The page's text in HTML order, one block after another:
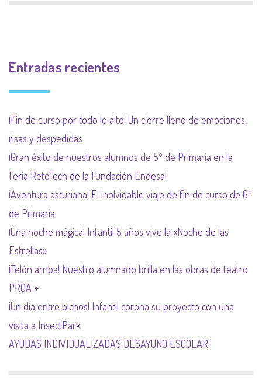
Entradas recientes
¡Fin de curso por todo lo alto! Un cierre lleno de emociones,
risas y despedidas
¡Gran éxito de nuestros alumnos de 5º de Primaria en la
Feria RetoTech de la Fundación Endesa!
¡Aventura asturiana! El inolvidable viaje de fin de curso de 6º
de Primaria
¡Una noche mágica! Infantil 5 años vive la «Noche de las
Estrellas»
¡Telón arriba! Nuestro alumnado brilla en las obras de teatro
PROA +
¡Un día entre bichos! Infantil corona su proyecto con una
visita a InsectPark
AYUDAS INDIVIDUALIZADAS DESAYUNO ESCOLAR